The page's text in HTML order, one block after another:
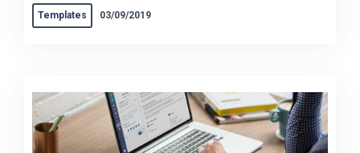
Templates 03/09/2019